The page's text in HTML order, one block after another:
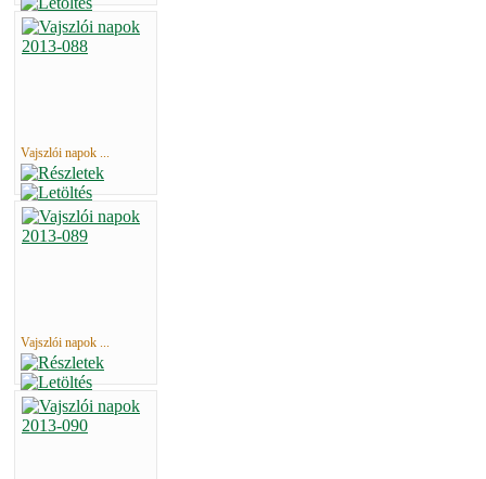
Vajszlói napok ...
Vajszlói napok ...